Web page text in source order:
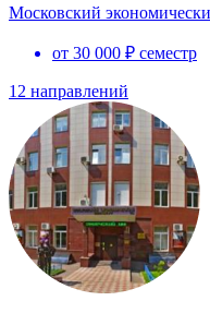
Московский
от 30 000 ₽ семестр
12 направлений